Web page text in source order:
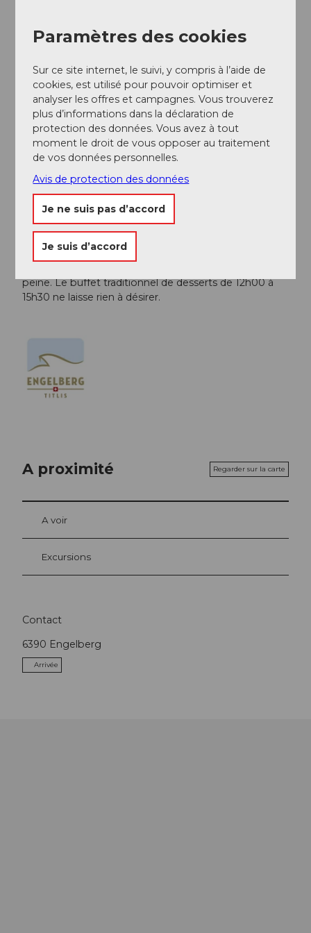
Restaurant Wasserfall
Bus de sport gratuit
Auteur(e)
Engelberg - Titlis Tourismus
Organisation
Engelberg-Titlis Tourismus
Conseil de l'auteur
Chaque dernier dimanche du mois, une halte
peine. Le buffet traditionnel de desserts de 12h00 à
15h30 ne laisse rien à désirer.
A proximité Regarder sur la carte
A voir
Excursions
Contact
6390 Engelberg
Arrivée
Paramètres des cookies
Sur ce site internet, le suivi, y compris à l’aide de
cookies, est utilisé pour pouvoir optimiser et
analyser les offres et campagnes. Vous trouverez
plus d’informations dans la déclaration de
protection des données. Vous avez à tout
moment le droit de vous opposer au traitement
de vos données personnelles.
Avis de protection des données
Je ne suis pas d’accord
Je suis d’accord